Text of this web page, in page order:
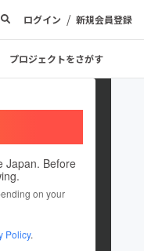
ログイン / 新規会員登録
プロジェクトをさがす
Japan. Before
on your
Policy.
います